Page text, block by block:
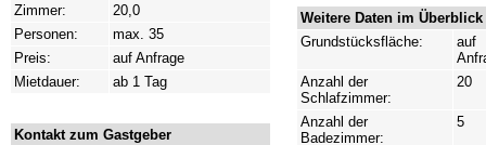
Zimmer:
20,0
Personen:
max. 35
Preis:
auf Anfrage
Mietdauer:
ab 1 Tag
Kontakt zum Gastgeber
Weitere Daten im Überblick
Grundstücksfläche:
auf
Anzahl der
Schlafzimmer:
20
Anzahl der
Badezimmer:
5